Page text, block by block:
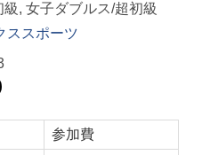
, 女子ダブルス/超初級
ススポーツ
参加費